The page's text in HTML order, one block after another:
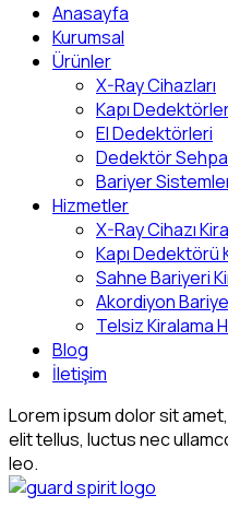
Anasayfa
Kurumsal
Ürünler
X-Ray Cihazları
Kapı
El Dedektörleri
Dedektör
Bariyer
Hizmetler
X-Ray Cihazı
Kapı Dedektörü
Sahne Bariyeri
Akordiyon
Telsiz Kiralama
Blog
İletişim
Lorem ipsum dolor sit
elit tellus, luctus nec
leo.